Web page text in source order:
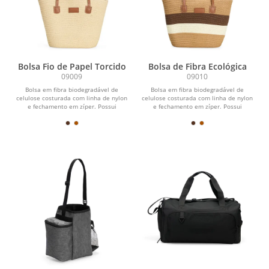
Bolsa Fio de Papel Torcido
09009
Bolsa em fibra biodegradável de
celulose costurada com linha de nylon
e fechamento em zíper. Possui
Bolsa de Fibra Ecológica
09010
Bolsa em fibra biodegradável de
celulose costurada com linha de nylon
e fechamento em zíper. Possui